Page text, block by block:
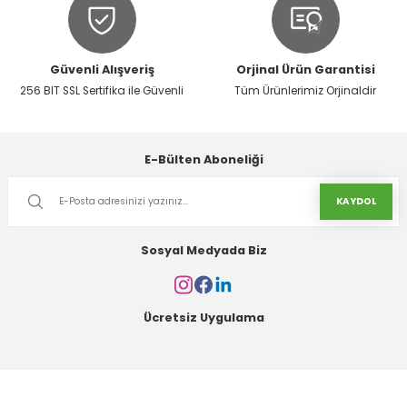
Fiyat Al
Çakıl Taşı Dere Çakılı - Doğal Taş Agrega Peyzaj Kullanımı
Fiyat Al
Güvenli Alışveriş
256 BIT SSL Sertifika ile Güvenli
Orjinal Ürün Garantisi
Tüm Ürünlerimiz Orjinaldir
E-Bülten Aboneliği
KAYDOL
Sosyal Medyada Biz
Ücretsiz Uygulama